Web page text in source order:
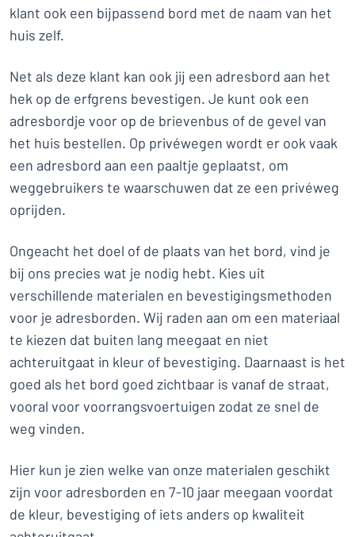
klant ook een bijpassend bord met de naam van het
huis zelf.
Net als deze klant kan ook jij een adresbord aan het
hek op de erfgrens bevestigen. Je kunt ook een
adresbordje voor op de brievenbus of de gevel van
het huis bestellen. Op privéwegen wordt er ook vaak
een adresbord aan een paaltje geplaatst, om
weggebruikers te waarschuwen dat ze een privéweg
oprijden.
Ongeacht het doel of de plaats van het bord, vind je
bij ons precies wat je nodig hebt. Kies uit
verschillende materialen en bevestigingsmethoden
voor je adresborden. Wij raden aan om een materiaal
te kiezen dat buiten lang meegaat en niet
achteruitgaat in kleur of bevestiging. Daarnaast is het
goed als het bord goed zichtbaar is vanaf de straat,
vooral voor voorrangsvoertuigen zodat ze snel de
weg vinden.
Hier kun je zien welke van onze materialen geschikt
zijn voor adresborden en 7-10 jaar meegaan voordat
de kleur, bevestiging of iets anders op kwaliteit